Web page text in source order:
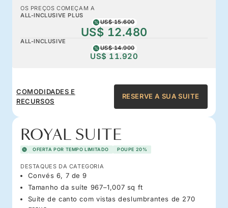
OS PREÇOS COMEÇAM A
ALL-INCLUSIVE PLUS
US$ 15.600
US$ 12.480
ALL-INCLUSIVE
US$ 14.900
US$ 11.920
COMODIDADES E
RECURSOS
RESERVE A SUA SUITE
ROYAL SUITE
OFERTA POR TEMPO LIMITADO POUPE 20%
DESTAQUES DA CATEGORIA
Convés 6, 7 de 9
Tamanho da suíte 967–1,007 sq ft
Suíte de canto com vistas deslumbrantes de 270